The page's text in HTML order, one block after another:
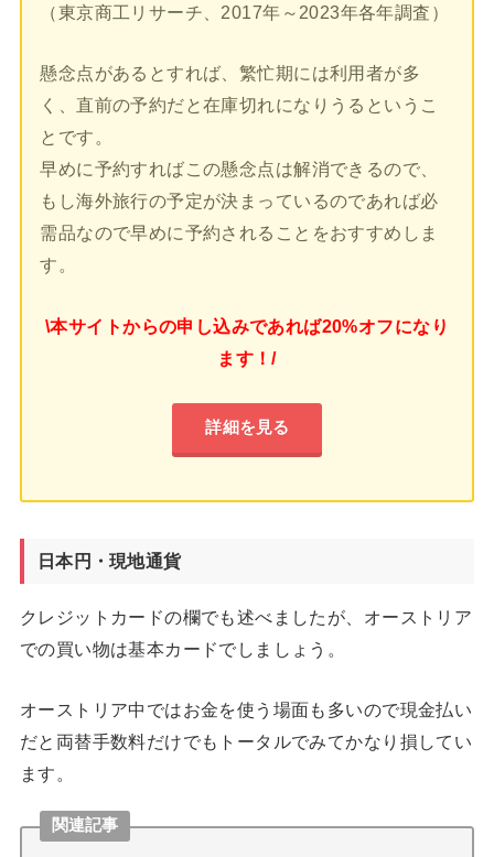
（東京商工リサーチ、2017年～2023年各年調査）
懸念点があるとすれば、繁忙期には利用者が多
く、直前の予約だと在庫切れになりうるというこ
とです。
早めに予約すればこの懸念点は解消できるので、
もし海外旅行の予定が決まっているのであれば必
需品なので早めに予約されることをおすすめしま
す。
\本サイトからの申し込みであれば20%オフになり
ます！/
詳細を見る
日本円・現地通貨
クレジットカードの欄でも述べましたが、オーストリア
での買い物は基本カードでしましょう。
オーストリア中ではお金を使う場面も多いので現金払い
だと両替手数料だけでもトータルでみてかなり損してい
ます。
関連記事